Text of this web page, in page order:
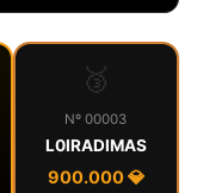
🥉
Nº 00003
L0IRAㅤDIMAS
900.000 💎